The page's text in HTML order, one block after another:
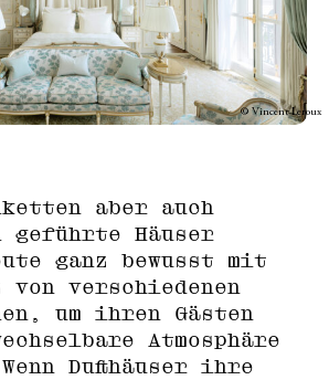
© Vincent Leroux
aber auch
Häuser
ganz bewusst mit
von verschiedenen
um ihren Gästen
Atmosphäre
Dufthäuser ihre